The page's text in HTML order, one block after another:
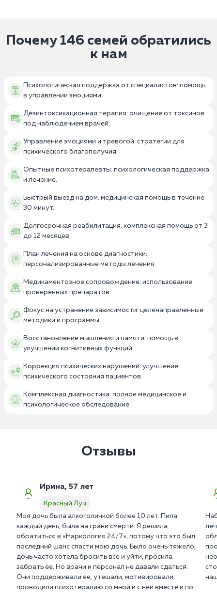
Почему 146 семей обратились
к нам
Психологическая поддержка от специалистов: помощь
в управлении эмоциями.
Дезинтоксикационная терапия: очищение от токсинов
под наблюдением врачей.
Управление эмоциями и тревогой: стратегии для
психического благополучия.
Опытные психотерапевты: психологическая поддержка
и лечение.
Быстрый выезд на дом: медицинская помощь в течение
30 минут.
Долгосрочная реабилитация: комплексная помощь от 3
до 12 месяцев.
План лечения на основе диагностики:
персонализированные методы лечения.
Медикаментозное сопровождение: использование
проверенных препаратов.
Фокус на устранение зависимости: целенаправленные
методики и программы.
Восстановление мышления и памяти: помощь в
улучшении когнитивных функций.
Коррекция психических нарушений: улучшение
психического состояния пациентов.
Комплексная диагностика: полное медицинское и
психологическое обследование.
Отзывы
Ирина, 57 лет
Красный Луч
Моя дочь была алкоголичкой более 10 лет. Пила
каждый день, была на грани смерти. Я решила
обратиться в «Наркология 24/7», потому что это был
последний шанс спасти мою дочь. Было очень тяжело,
дочь часто хотела бросить все и уйти, просила
забрать ее. Но врачи и персонал не давали сдаться.
Они поддерживали ее, утешали, мотивировали,
проводили психотерапию со мной и с ней вместе и по